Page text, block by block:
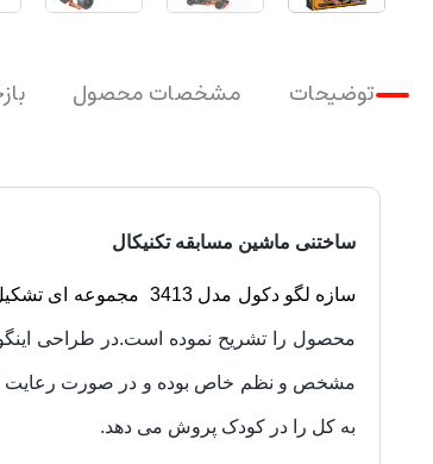
توضیحات مشخصات محصول
ساختنی ماشین مسابقه تکنیکال
سازه لگو دکول مدل 3413 مجموعه ای تشکیل شده از 137 قطعه به
محصول را تشریح نموده است.در طراحی
مشخص و نظم خاص بوده و در صورت رعایت
به کل را در کودک پروش می دهد.